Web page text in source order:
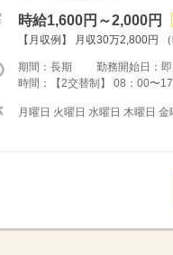
時給1,600円～2,000円
【月収例】 月収30万2,800円
期間：長期 勤務開始日：即
時間：【2交替制】 08：00〜
月曜日 火曜日 水曜日 木曜日